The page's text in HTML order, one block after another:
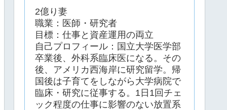
2億り妻
職業：医師・研究者
目標：仕事と資産運用の両立
自己プロフィール：国立大学医学部
卒業後、外科系臨床医になる。その
後、アメリカ西海岸に研究留学。帰
国後は子育てをしながら大学病院で
臨床・研究に従事する。1日1回チェ
ック程度の仕事に影響のない放置系